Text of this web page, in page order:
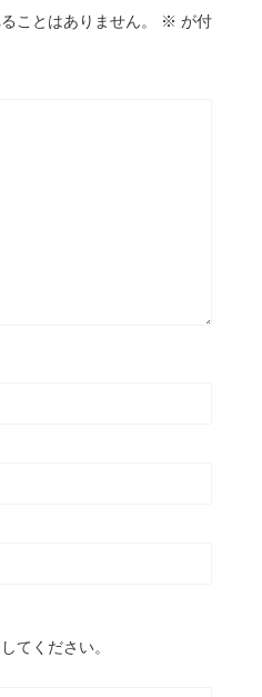
ことはありません。 ※ が付
てください。